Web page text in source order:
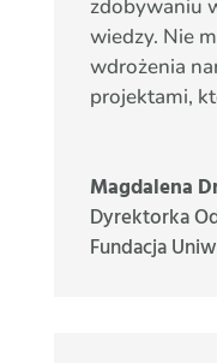
zdobywaniu
wiedzy. Nie
wdrożenia
projektami,
Magdalena
Dyrektorka
Fundacja